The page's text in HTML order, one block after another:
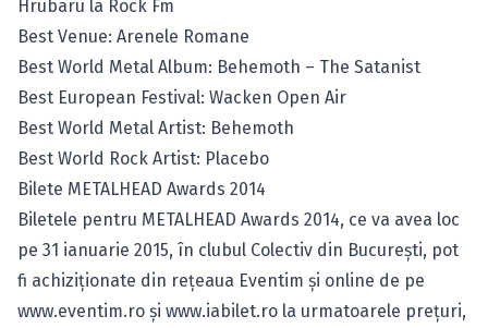
Hrubaru la Rock Fm
Best Venue: Arenele Romane
Best World Metal Album: Behemoth – The Satanist
Best European Festival: Wacken Open Air
Best World Metal Artist: Behemoth
Best World Rock Artist: Placebo
Bilete METALHEAD Awards 2014
Biletele pentru METALHEAD Awards 2014, ce va avea loc
pe 31 ianuarie 2015, în clubul Colectiv din Bucureşti, pot
fi achiziţionate din reţeaua Eventim şi online de pe
www.eventim.ro şi www.iabilet.ro la urmatoarele preţuri,